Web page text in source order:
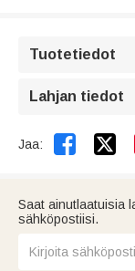
Tuotetiedot
Lahjan tiedot
Jaa: 
Saat ainutlaatuisia
sähköpostiisi.